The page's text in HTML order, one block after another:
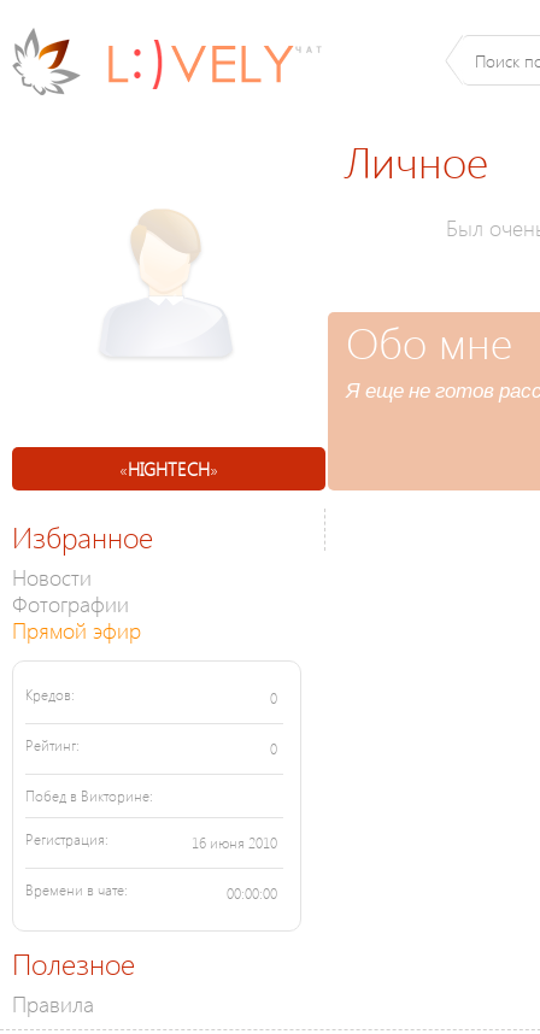
«HIGHTECH»
Личное
Был
Обо мне
Я еще не готов
Избранное
Новости
Фотографии
Прямой эфир
Кредов: 0
Рейтинг: 0
Побед в Викторине:
Регистрация: 16 июня 2010
Времени в чате: 00:00:00
Полезное
Правила